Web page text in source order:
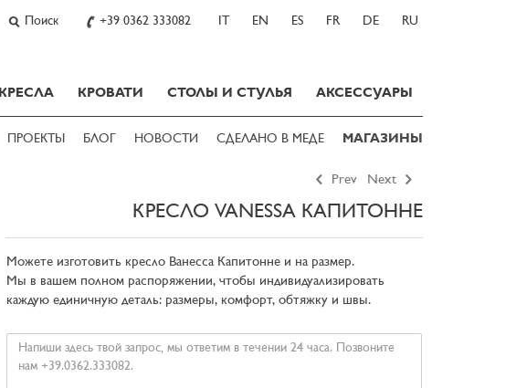
Поиск +39 0362 333082 IT EN ES FR DE RU
КРЕСЛА КРОВАТИ СТОЛЫ И СТУЛЬЯ АКСЕССУАРЫ
ПРОЕКТЫ БЛОГ НОВОСТИ СДЕЛАНО В МЕДЕ МАГАЗИНЫ
Prev Next
КРЕСЛО VANESSA КАПИТОННЕ
Можете изготовить кресло Ванесса Капитонне и на размер.
Мы в вашем полном распоряжении, чтобы индивидуализировать
каждую единичную деталь: размеры, комфорт, обтяжку и швы.
Ваше
сообщение